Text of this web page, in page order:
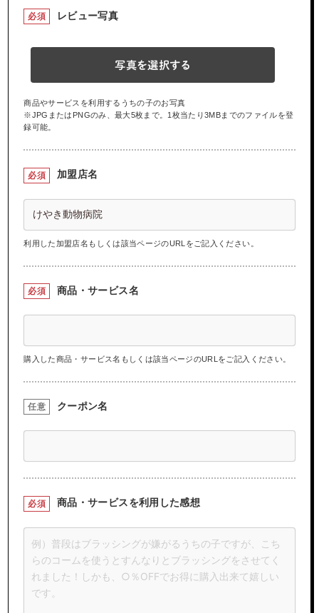
必須 レビュー写真
写真を選択する
商品やサービスを利用するうちの子のお写真
※JPGまたはPNGのみ、最大5枚まで。1枚当たり3MBまでのファイルを登
録可能。
必須 加盟店名
利用した加盟店名もしくは該当ページのURLをご記入ください。
必須 商品・サービス名
購入した商品・サービス名もしくは該当ページのURLをご記入ください。
任意 クーポン名
必須 商品・サービスを利用した感想